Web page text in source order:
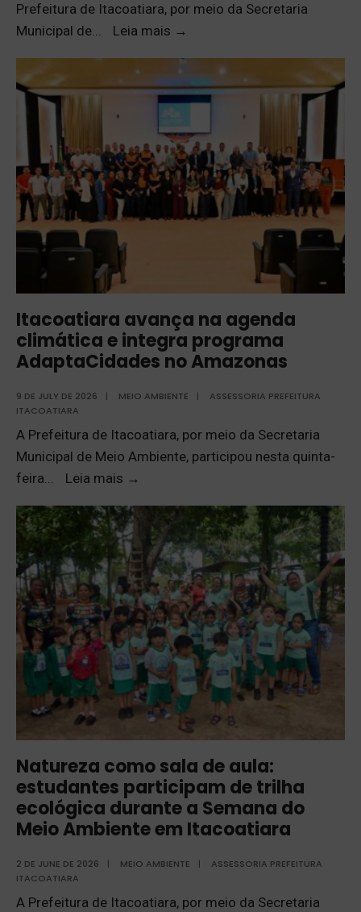
Prefeitura de Itacoatiara, por meio da Secretaria
Municipal de... Leia mais →
Itacoatiara avança na agenda
climática e integra programa
AdaptaCidades no Amazonas
9 DE JULY DE 2026 | MEIO AMBIENTE |
ASSESSORIA PREFEITURA
ITACOATIARA
A Prefeitura de Itacoatiara, por meio da Secretaria
Municipal de Meio Ambiente, participou nesta quinta-
feira
Leia mais →
Natureza como sala de aula:
estudantes participam de trilha
ecológica durante a Semana do
Meio Ambiente em Itacoatiara
2 DE JUNE DE 2026 | MEIO AMBIENTE |
ASSESSORIA PREFEITURA
ITACOATIARA
A Prefeitura de Itacoatiara, por meio da Secretaria